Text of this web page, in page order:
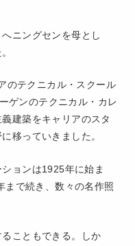
ニングセンを母とし
のテクニカル・スクール
ゲンのテクニカル・カレ
建築をキャリアのスタ
移っていきました。
ョンは1925年に始ま
まで続き、数々の名作照
ることもできる。しか